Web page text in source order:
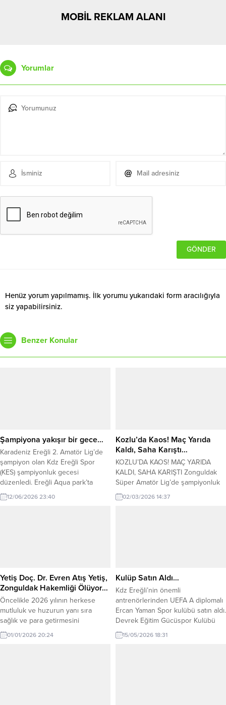
MOBİL REKLAM ALANI
Yorumlar
Henüz yorum yapılmamış. İlk yorumu yukarıdaki form aracılığıyla
siz yapabilirsiniz.
Benzer Konular
Şampiyona yakışır bir gece…
Karadeniz Ereğli 2. Amatör Lig’de
şampiyon olan Kdz Ereğli Spor
(KES) şampiyonluk gecesi
düzenledi. Ereğli Aqua park’ta
düzenlenen gecede yönetimi
futbolcular gönüllerince eğlendi.
2027 futbol sezonunda Antrenör...
12/06/2026 23:40
Kozlu’da Kaos! Maç Yarıda
Kaldı, Saha Karıştı…
KOZLU’DA KAOS! MAÇ YARIDA
KALDI, SAHA KARIŞTI Zonguldak
Süper Amatör Lig’de şampiyonluk
mücadelesi veren lider Kozlu
Belediyespor ile Sefercikspor
oynanan müsabaka, futbolun...
02/03/2026 14:37
Yetiş Doç. Dr. Evren Atış Yetiş,
Zonguldak Hakemliği Ölüyor…
Öncelikle 2026 yılının herkese
mutluluk ve huzurun yanı sıra
sağlık ve para getirmesini
diliyorum.
01/01/2026 20:24
Kulüp Satın Aldı…
Kdz Ereğli’nin önemli
antrenörlerinden UEFA A diplomalı
Ercan Yaman Spor kulübü satın aldı.
Devrek Eğitim Gücüspor Kulübü
olarak Devrek ilçesinde faaliyet
gösteren kulübün tüm yarışmacı
15/05/2026 18:31